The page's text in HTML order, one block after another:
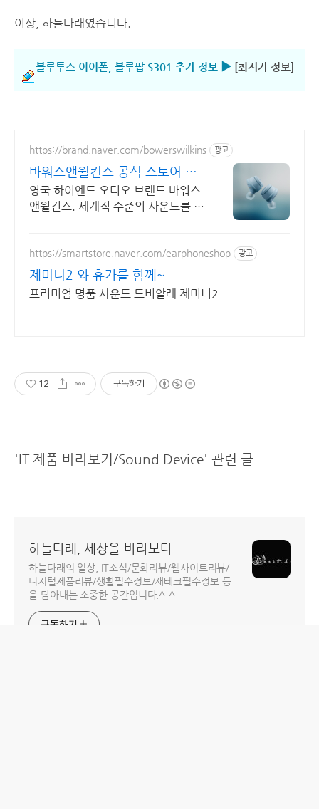
이상, 하늘다래였습니다.
블루투스 이어폰, 블루팝 S301 추가 정보 ▶ [최저가 정보]
https://brand.naver.com/bowerswilkins 광고
바워스앤윌킨스 공식 스토어 하
이엔드 명품 오디오
영국 하이엔드 오디오 브랜드 바워스
앤윌킨스. 세계적 수준의 사운드를 경
https://smartstore.naver.com/earphoneshop 광고
제미니2 와 휴가를 함께~
프리미엄 명품 사운드 드비알레 제미니2
12 구독하기
'IT 제품 바라보기/Sound Device' 관련 글
하늘다래, 세상을 바라보다
하늘다래의 일상, IT소식/문화리뷰/웹사이트리뷰/
디지털제품리뷰/생활필수정보/재테크필수정보 등
을 담아내는 소중한 공간입니다.^-^
구독하기